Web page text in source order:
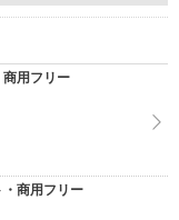
用フリー
商用フリー